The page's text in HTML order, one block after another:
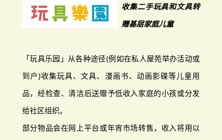
收集二手玩具和文具转
赠基层家庭儿童
「玩具乐园」从各种途径(例如在私人屋苑举办活动或
到户)收集玩具、文具、漫画书、动画影碟等儿童用
品，经检查、清洁后送赠予低收入家庭的小孩或分发
给社区组织。
部分物品会在网上平台或年宵市场转售，收入将用以